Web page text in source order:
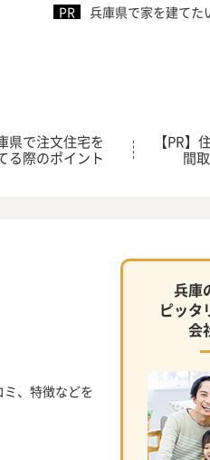
兵庫県で家を建てた
県で注文住宅を
る際のポイント
【PR】
間
、特徴などを
兵庫
ピッタ
会